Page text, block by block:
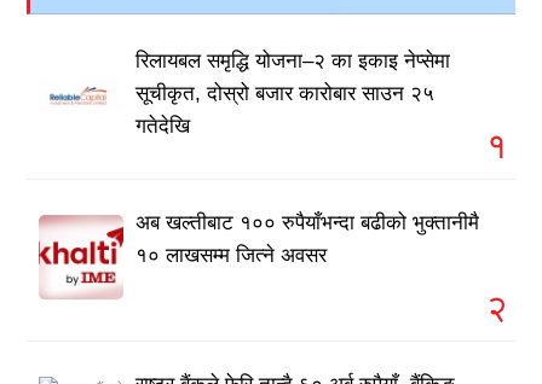
रिलायबल समृद्धि योजना–२ का इकाइ नेप्सेमा
सूचीकृत, दोस्रो बजार कारोबार साउन २५
गतेदेखि
१
अब खल्तीबाट १०० रुपैयाँभन्दा बढीको भुक्तानीमै
१० लाखसम्म जित्ने अवसर
२